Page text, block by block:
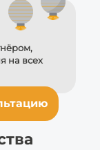
на всех